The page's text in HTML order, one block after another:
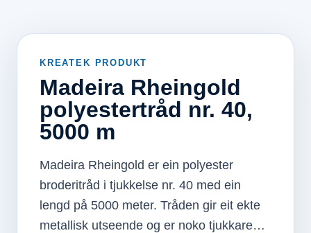
KREATEK PRODUKT
Madeira Rheingold
polyestertråd nr. 40,
5000 m
Madeira Rheingold er ein polyester
broderitråd i tjukkelse nr. 40 med ein
lengd på 5000 meter. Tråden gir eit ekte
metallisk utseende og er noko tjukkare…